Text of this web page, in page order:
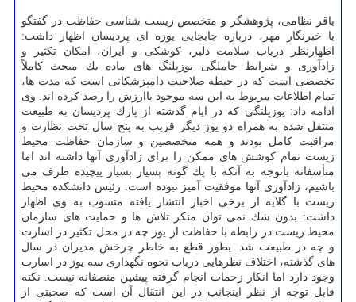
باقر نظامی، پژوهشگر و متخصص زیست شناسی حفاظت در گفتگو
با خبرنگار مهر، درباره جابجایی یوزه ای پردیسان اظهار داشت:
اظهارنظر درباب سلامت دلبر، كوشكی و ایران، امكان تكثیر و
زادآوری و شرایط حاملگی یوزپلنگ های ماده یك مبحث كاملاً
تخصصی است كه در حیطه صلاحیت دامپزشكانی است كه مدت ها،
تمام اطلاعات مربوط به این سه موجود باارزش را رصد كرده اند. وی
ادامه داد: یوزپلنگی كه در ایام گذشته از پارك پردیسان به طبیعت
منتقل شده به همراه دو یوز دیگر قریب به پنج سال تحت نظارت و
مراقبت كامل بودند و همه متخصصین و سازمان حفاظت محیط
زیست تمام كوشش های ممكن را برای زادآوری آنها داشته اند اما
متأسفانه باتوجه به آنكه با یك گونه بسیار بسیار پیچیده طرف می
باشیم، زادآوری آنها موفقیت آمیز نبوده است. رئیس دانشكده محیط
زیست با گلایه از برخی اخبار انتشار یافته منسوب به وی اظهار
داشت: بدون شك نمی توان منكر تلاش ها و حمایت های سازمان
محیط زیست در رابطه با حفاظت از یوز چه در محل تكثیر در اسارت
و چه در طبیعت شد. بطور قطع به خاطر چرخش مدیران در سال
های گذشته، اختلاف نظرهایی درباب نحوه نگهداری سه یوز در اسارت
وجود دارد اما انكار زحمات انجام گرفته پیشین منصفانه نیست. نكته
قابل توجه از نظر اینجانب در این انتقال آن است كه صحبتی از